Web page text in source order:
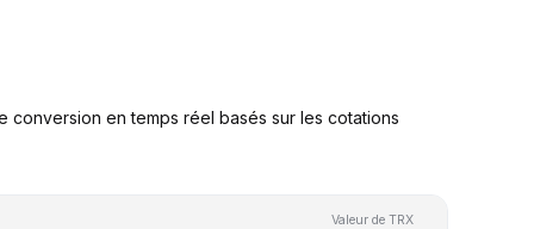
en temps réel basés sur les cotations
Valeur de TRX